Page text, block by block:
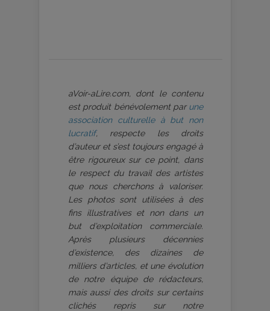
aVoir-aLire.com, dont le contenu
est produit bénévolement par une
association culturelle à but non
lucratif, respecte les droits
d’auteur et s’est toujours engagé à
être rigoureux sur ce point, dans
le respect du travail des artistes
que nous cherchons à valoriser.
Les photos sont utilisées à des
fins illustratives et non dans un
but d’exploitation commerciale.
Après plusieurs décennies
d’existence, des dizaines de
milliers d’articles, et une évolution
de notre équipe de rédacteurs,
mais aussi des droits sur certains
clichés repris sur notre